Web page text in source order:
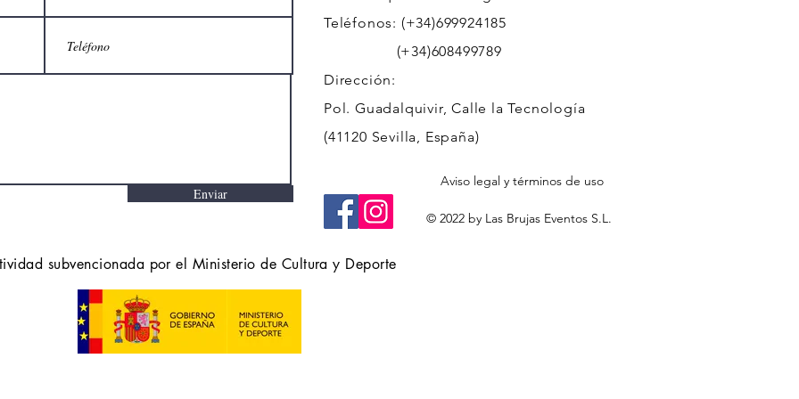
Enviar
Teléfonos: (+34)699924185
(+34)608499789
Dirección:
Pol. Guadalquivir, Calle la Tecnología
(41120 Sevilla, España)
Aviso legal y términos de uso
© 2022 by Las Brujas Eventos S.L.
subvencionada por el Ministerio de Cultura y Deporte